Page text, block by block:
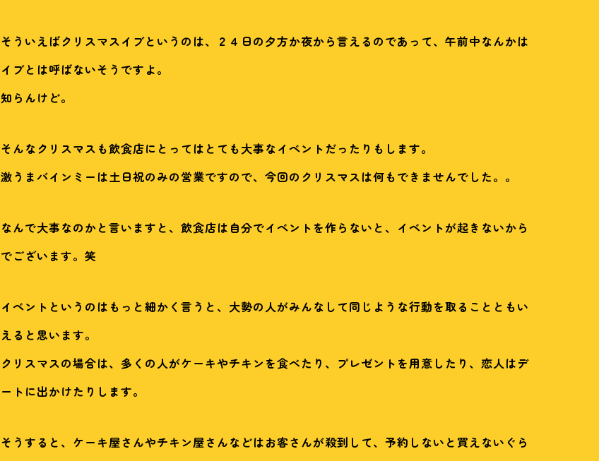
そういえばクリスマスイブというのは、２４日の夕方か夜から言えるのであって、午前中なんかは
イブとは呼ばないそうですよ。
知らんけど。
そんなクリスマスも飲食店にとってはとても大事なイベントだったりもします。
激うまバインミーは土日祝のみの営業ですので、今回のクリスマスは何もできませんでした。。
なんで大事なのかと言いますと、飲食店は自分でイベントを作らないと、イベントが起きないから
でございます。笑
イベントというのはもっと細かく言うと、大勢の人がみんなして同じような行動を取ることともい
えると思います。
クリスマスの場合は、多くの人がケーキやチキンを食べたり、プレゼントを用意したり、恋人はデ
ートに出かけたりします。
そうすると、ケーキ屋さんやチキン屋さんなどはお客さんが殺到して、予約しないと買えないぐら